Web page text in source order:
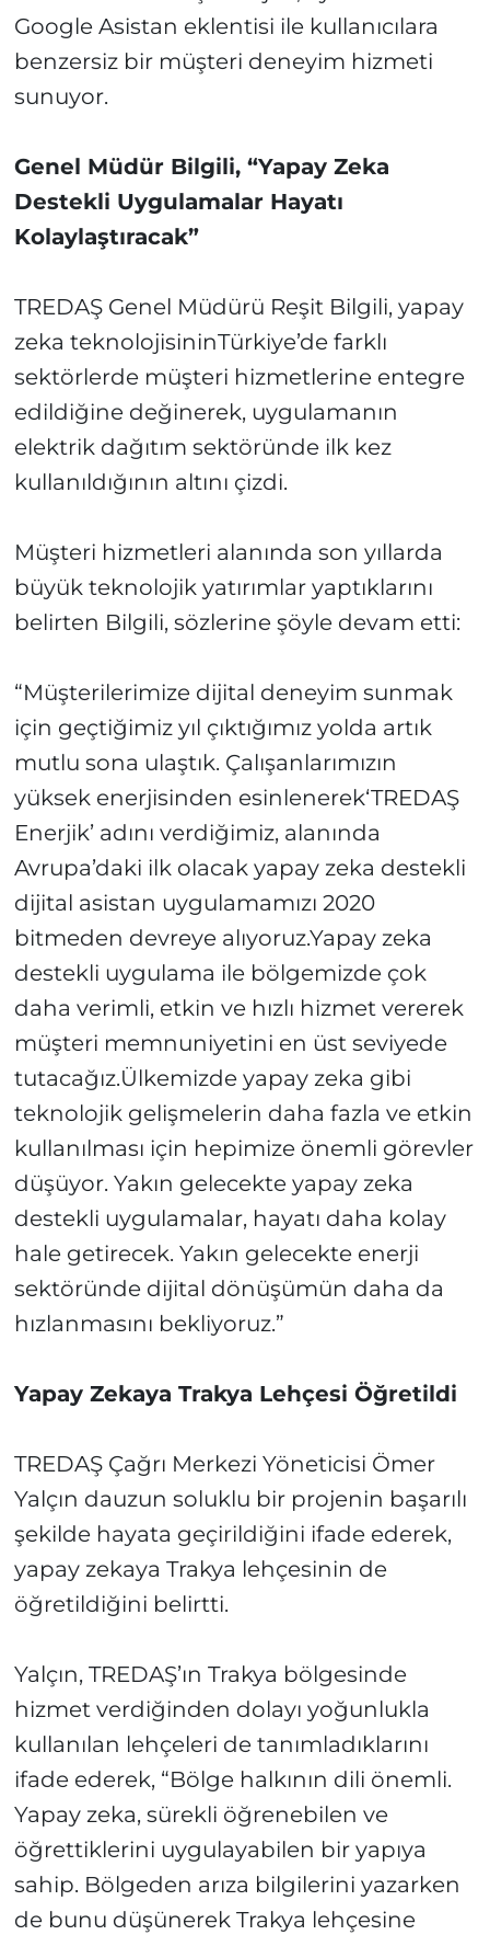
Google Asistan eklentisi ile kullanıcılara
benzersiz bir müşteri deneyim hizmeti
sunuyor.
Genel Müdür Bilgili, “Yapay Zeka
Destekli Uygulamalar Hayatı
Kolaylaştıracak”
TREDAŞ Genel Müdürü Reşit Bilgili, yapay
zeka teknolojisininTürkiye’de farklı
sektörlerde müşteri hizmetlerine entegre
edildiğine değinerek, uygulamanın
elektrik dağıtım sektöründe ilk kez
kullanıldığının altını çizdi.
Müşteri hizmetleri alanında son yıllarda
büyük teknolojik yatırımlar yaptıklarını
belirten Bilgili, sözlerine şöyle devam etti:
“Müşterilerimize dijital deneyim sunmak
için geçtiğimiz yıl çıktığımız yolda artık
mutlu sona ulaştık. Çalışanlarımızın
yüksek enerjisinden esinlenerek‘TREDAŞ
Enerjik’ adını verdiğimiz, alanında
Avrupa’daki ilk olacak yapay zeka destekli
dijital asistan uygulamamızı 2020
bitmeden devreye alıyoruz.Yapay zeka
destekli uygulama ile bölgemizde çok
daha verimli, etkin ve hızlı hizmet vererek
müşteri memnuniyetini en üst seviyede
tutacağız.Ülkemizde yapay zeka gibi
teknolojik gelişmelerin daha fazla ve etkin
kullanılması için hepimize önemli görevler
düşüyor. Yakın gelecekte yapay zeka
destekli uygulamalar, hayatı daha kolay
hale getirecek. Yakın gelecekte enerji
sektöründe dijital dönüşümün daha da
hızlanmasını bekliyoruz.”
Yapay Zekaya Trakya Lehçesi Öğretildi
TREDAŞ Çağrı Merkezi Yöneticisi Ömer
Yalçın dauzun soluklu bir projenin başarılı
şekilde hayata geçirildiğini ifade ederek,
yapay zekaya Trakya lehçesinin de
öğretildiğini belirtti.
Yalçın, TREDAŞ’ın Trakya bölgesinde
hizmet verdiğinden dolayı yoğunlukla
kullanılan lehçeleri de tanımladıklarını
ifade ederek, “Bölge halkının dili önemli.
Yapay zeka, sürekli öğrenebilen ve
öğrettiklerini uygulayabilen bir yapıya
sahip. Bölgeden arıza bilgilerini yazarken
de bunu düşünerek Trakya lehçesine